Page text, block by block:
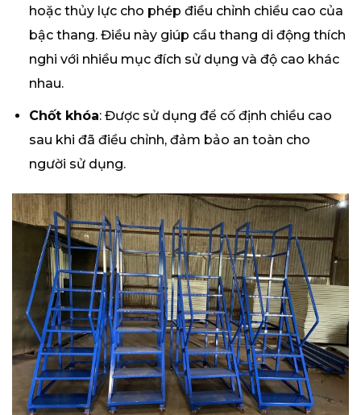
hoặc thủy lực cho phép điều chỉnh chiều cao của
bậc thang. Điều này giúp cầu thang di động thích
nghi với nhiều mục đích sử dụng và độ cao khác
nhau.
Chốt khóa: Được sử dụng để cố định chiều cao
sau khi đã điều chỉnh, đảm bảo an toàn cho
người sử dụng.